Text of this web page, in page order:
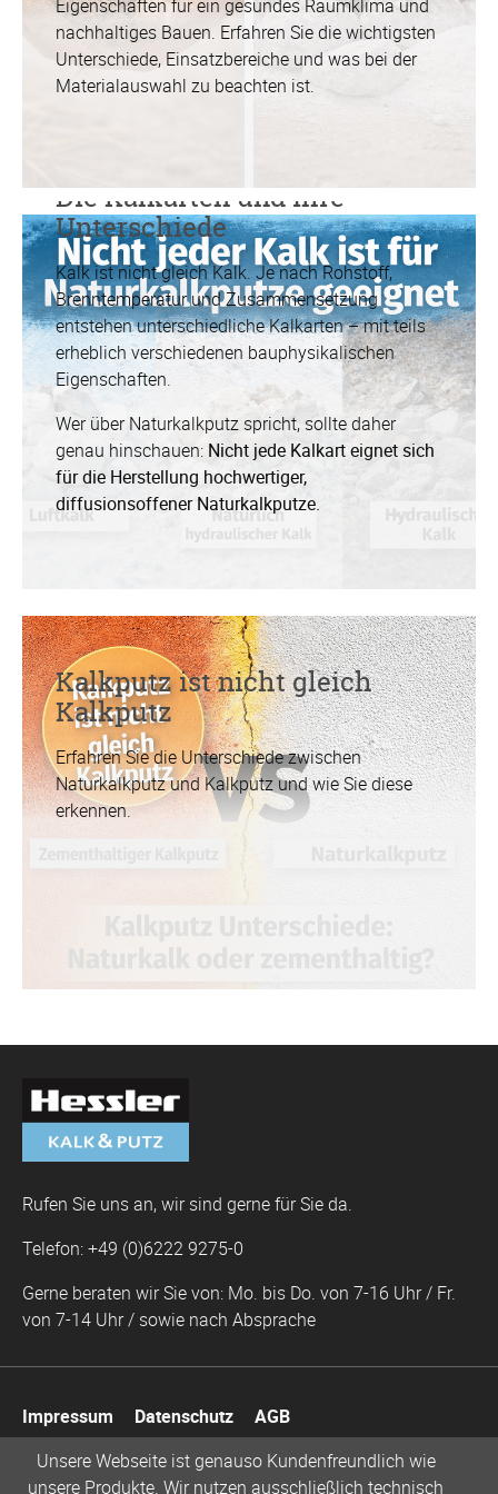
Eigenschaften für ein gesundes Raumklima und
nachhaltiges Bauen. Erfahren Sie die wichtigsten
Unterschiede, Einsatzbereiche und was bei der
Materialauswahl zu beachten ist.
Die Kalkarten und ihre
Unterschiede
Kalk ist nicht gleich Kalk. Je nach Rohstoff,
Brenntemperatur und Zusammensetzung
entstehen unterschiedliche Kalkarten – mit teils
erheblich verschiedenen bauphysikalischen
Eigenschaften.
Wer über Naturkalkputz spricht, sollte daher
genau hinschauen: Nicht jede Kalkart eignet sich
für die Herstellung hochwertiger,
diffusionsoffener Naturkalkputze.
Kalkputz ist nicht gleich
Kalkputz
Erfahren Sie die Unterschiede zwischen
Naturkalkputz und Kalkputz und wie Sie diese
erkennen.
Rufen Sie uns an, wir sind gerne für Sie da.
Telefon: +49 (0)6222 9275-0
Gerne beraten wir Sie von: Mo. bis Do. von 7-16 Uhr / Fr.
von 7-14 Uhr / sowie nach Absprache
überspringen
Impressum Datenschutz
AGB
Unsere Webseite ist genauso Kundenfreundlich wie
unsere Produkte. Wir nutzen ausschließlich technisch